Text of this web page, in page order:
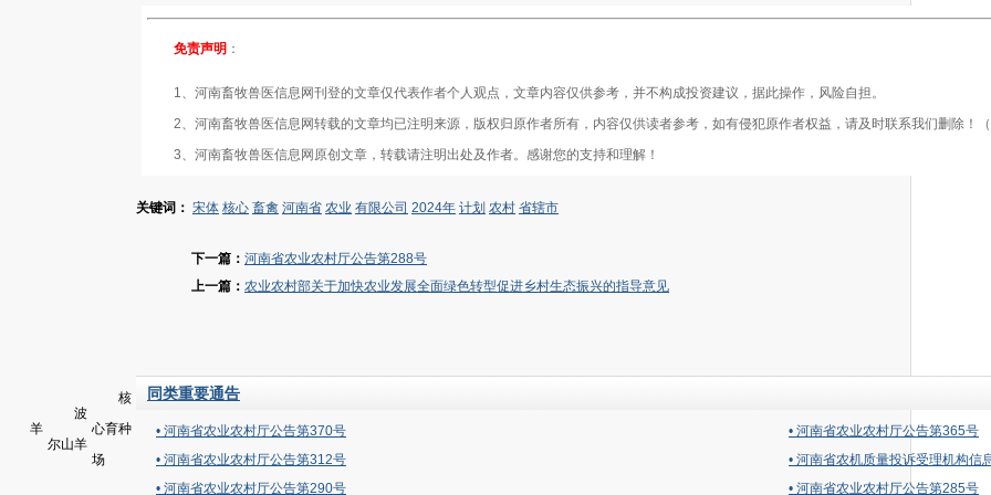
羊
波
尔山羊
核
心育种
场
免责声明 ：
1、河南畜牧兽医信息网刊登的文章仅代表作者个人观点，文章内容仅供参考，并不构成投资建议，据此操作，风险自担。
2、河南畜牧兽医信息网转载的文章均已注明来源，版权归原作者所有，内容仅供读者参考，如有侵犯原作者权益，请及时联系我们删除！
3、河南畜牧兽医信息网原创文章，转载请注明出处及作者。感谢您的支持和理解！
关键词： 宋体 核心 畜禽 河南省 农业 有限公司 2024年 计划 农村 省辖市
下一篇： 河南省农业农村厅公告第288号
上一篇： 农业农村部关于加快农业发展全面绿色转型促进乡村生态振兴的指导意见
同类重要通告
• 河南省农业农村厅公告第370号
• 河南省农业农村厅公告第365号
• 河南省农业农村厅公告第312号
• 河南省农机质量投诉受理机构信
• 河南省农业农村厅公告第290号
• 河南省农业农村厅公告第285号